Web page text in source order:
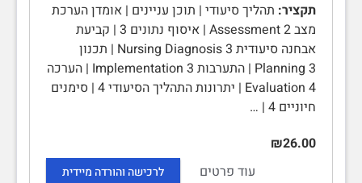
תקציר: תהליך סיעודי | תוכן עניינים | אומדן הערכת
מצב Assessment 2 | איסוף נתונים 3 | קביעת
אבחנה סיעודית Nursing Diagnosis 3 | תכנון
Planning 3 | התערבות Implementation 3 | הערכה
Evaluation 4 | יתרונות התהליך הסיעודי 4 | סימנים
חיוניים 4 | …
₪26.00
עוד פרטים
לרכישה והורדה מיידית